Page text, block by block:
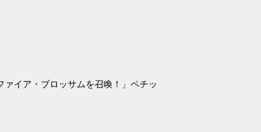
イア・ブロッサムを召喚！」ペチッ